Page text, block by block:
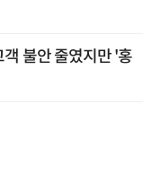
불안 줄였지만 '홍